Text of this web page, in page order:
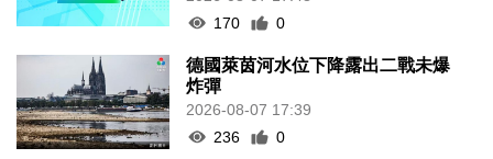
170
0
德國萊茵河水位下降露出二戰未爆
炸彈
2026-08-07 17:39
236
0